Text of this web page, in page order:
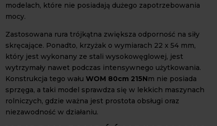
modelach, które nie posiadają dużego zapotrzebowania
mocy.
Zastosowana rura trójkątna zwiększa odporność na siły
skręcające. Ponadto, krzyżak o wymiarach 22 x 54 mm,
który jest wykonany ze stali wysokowęglowej, jest
wytrzymały nawet podczas intensywnego użytkowania.
Konstrukcja tego wałuWOM 80cm 215Nm nie posiada
sprzęga, a taki model sprawdza się w lekkich maszynach
rolniczych, gdzie ważna jest prostota obsługi oraz
niezawodność w działaniu.